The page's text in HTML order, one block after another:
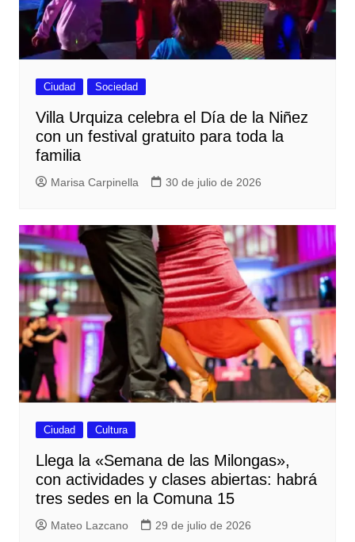
Ciudad Sociedad
Villa Urquiza celebra el Día de la Niñez
con un festival gratuito para toda la
familia
Marisa Carpinella 30 de julio de 2026
Ciudad Cultura
Llega la «Semana de las Milongas»,
con actividades y clases abiertas: habrá
tres sedes en la Comuna 15
Mateo Lazcano 29 de julio de 2026